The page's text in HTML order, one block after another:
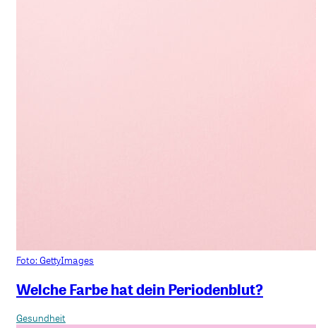
Foto: GettyImages
Welche Farbe hat dein Periodenblut?
Gesundheit